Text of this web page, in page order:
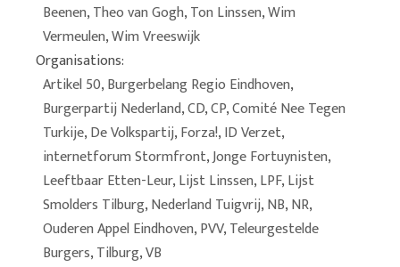
Beenen,Theo van Gogh,Ton Linssen,Wim
Vermeulen,Wim Vreeswijk
Organisations:
Artikel 50,Burgerbelang Regio Eindhoven,
Burgerpartij Nederland,CD,CP,Comité Nee Tegen
Turkije,De Volkspartij,Forza!,ID Verzet,
internetforum Stormfront,Jonge Fortuynisten,
Leeftbaar Etten-Leur,Lijst Linssen,LPF,Lijst
Smolders Tilburg,Nederland Tuigvrij,NB,NR,
Ouderen Appel Eindhoven,PVV,Teleurgestelde
Burgers,Tilburg,VB